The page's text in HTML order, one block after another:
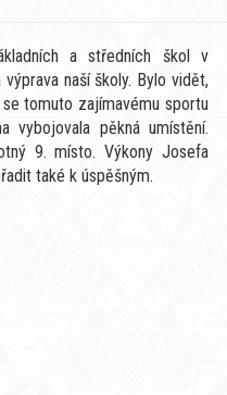
a středních škol v
naší školy. Bylo vidět,
tomuto zajímavému sportu
vybojovala pěkná umístění.
9. místo. Výkony Josefa
také k úspěšným.